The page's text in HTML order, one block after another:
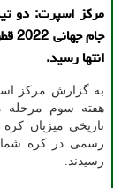
مركز اسپرت: دو
انتها رسید.
به گزارش مركز
تاریخی میزبان كره
رسمی در كره
رسیدند.